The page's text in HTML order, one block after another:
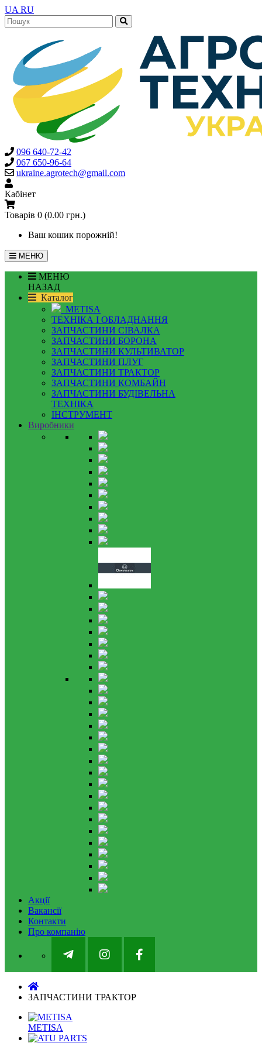
UA RU
096 640-72-42
067 650-96-64
ukraine.agrotech@gmail.com
Кабінет
Товарів 0 (0.00 грн.)
Ваш кошик порожній!
МЕНЮ
МЕНЮ
НАЗАД
Каталог
METISA
ТЕХНІКА І ОБЛАДНАННЯ
ЗАПЧАСТИНИ СІВАЛКА
ЗАПЧАСТИНИ БОРОНА
ЗАПЧАСТИНИ КУЛЬТИВАТОР
ЗАПЧАСТИНИ ПЛУГ
ЗАПЧАСТИНИ ТРАКТОР
ЗАПЧАСТИНИ КОМБАЙН
ЗАПЧАСТИНИ БУДІВЕЛЬНА
ТЕХНІКА
ІНСТРУМЕНТ
Виробники
Акції
Вакансії
Контакти
Про компанію
ЗАПЧАСТИНИ ТРАКТОР
METISA